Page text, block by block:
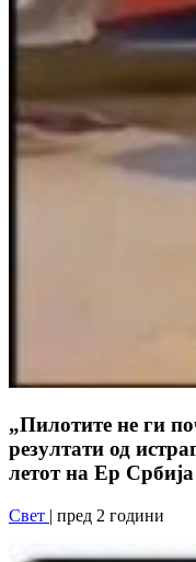
„Пилотите не ги
резултати од
летот на Ер Србија
Свет | пред 2 години